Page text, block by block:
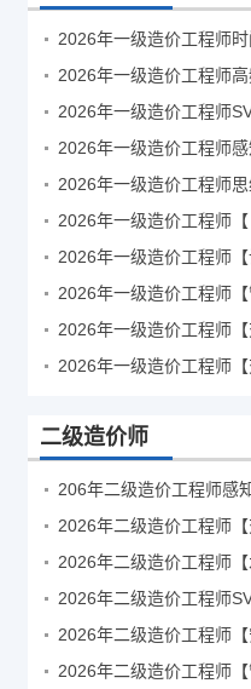
2026年一级造价工程师
2026年一级造价工程师
2026年一级造价工程师
2026年一级造价工程师
2026年一级造价工程师
2026年一级造价工程师
2026年一级造价工程师
2026年一级造价工程师
二级造价师
206年二级造价工程师感
2026年二级造价工程师
2026年二级造价工程师
2026年二级造价工程师